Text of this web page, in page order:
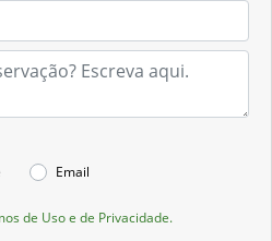
Email
de Uso e de Privacidade.